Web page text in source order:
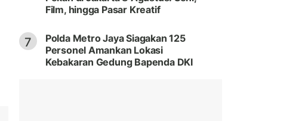
Film, hingga Pasar Kreatif
7
Polda Metro Jaya Siagakan 125
Personel Amankan Lokasi
Kebakaran Gedung Bapenda DKI